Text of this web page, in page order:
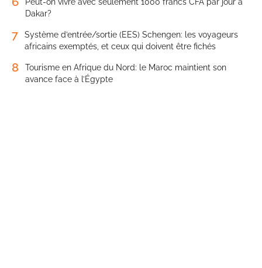
Dakar?
7
Système d’entrée/sortie (EES) Schengen: les voyageurs
africains exemptés, et ceux qui doivent être fichés
8
Tourisme en Afrique du Nord: le Maroc maintient son
avance face à l’Égypte